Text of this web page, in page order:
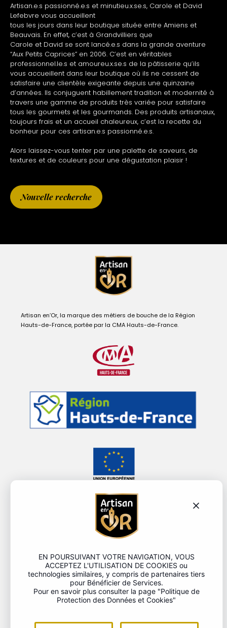
Artisan.e.s passionné.e.s et minutieu.x.se.s, Carole et David
Lefebvre vous accueillent
tous les jours dans leur boutique située entre Amiens et
Beauvais. En effet, c’est à Grandvilliers que
Carole et David se sont lancé.e.s dans la grande aventure
“Aux Petits Caprices” en 2006. C’est en véritables
professionnel.le.s et amoureu.x.se.s de la pâtisserie qu’ils
vous accueillent dans leur boutique où ils ne cessent de
satisfaire une clientèle exigeante depuis une quinzaine
d’années. Ils conjuguent habillement tradition et modernité à
travers une gamme de produits très variée pour satisfaire
tous les gourmets et les gourmands. Des produits artisanaux,
toujours frais et un accueil chaleureux, c’est la recette du
bonheur pour ces artisan.e.s passionné.e.s.
Alors laissez-vous tenter par une palette de saveurs, de
textures et de couleurs pour une dégustation plaisir !
Nouvelle recherche
Artisan en’Or, la marque des métiers de bouche de la Région
Hauts-de-France, portée par la CMA Hauts-de-France.
ACCUEIL
La marque
Devenir Artisan en’Or
EN POURSUIVANT VOTRE NAVIGATION, VOUS
ACCEPTEZ L'UTILISATION DE COOKIES ou
technologies similaires, y compris de partenaires tiers
pour Bénéficier de Services.
Pour en savoir plus consulter la page "Politique de
Protection des Données et Cookies"